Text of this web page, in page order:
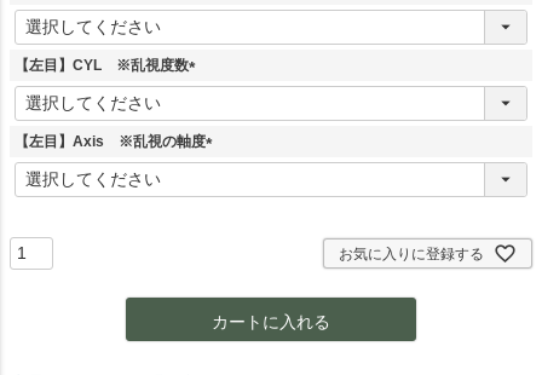
(
【左目】CYL ※乱視度数
(
須
【左目】Axis ※乱視の軸度
(
お気に入りに登録する
カートに入れる